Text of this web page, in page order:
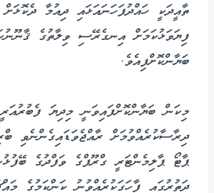
ތާއީދަކީ ހައްދުފަހަނައަޅައި ދިއުމާ
ފިޔަވަޅުކަމަށް އިނގެރޭސި ވިލާތުގެ
ބަޔާންކޮށްފިއެވެ.
މިކަން ބަޔާންކޮށްފައިވަނީ މިދިޔަ
ދިރާސާކުރެއްވުމަށް ރާއްޖެވަޑައިގެންނެވި
ޕާޓޯ ޕާލިމެންޓަރީ ގްރޫޕްގެ ވަފްދުގެ
ދަތުރުގައި ފާހަގަކުރެއްވުނު ކަންކަމުގެ